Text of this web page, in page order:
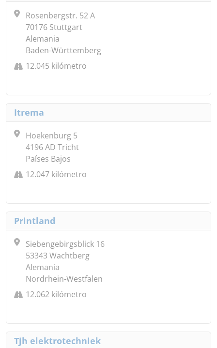
Rosenbergstr. 52 A
70176 Stuttgart
Alemania
Baden-Württemberg
12.045 kilómetro
Itrema
Hoekenburg 5
4196 AD Tricht
Países Bajos
12.047 kilómetro
Printland
Siebengebirgsblick 16
53343 Wachtberg
Alemania
Nordrhein-Westfalen
12.062 kilómetro
Tjh elektrotechniek